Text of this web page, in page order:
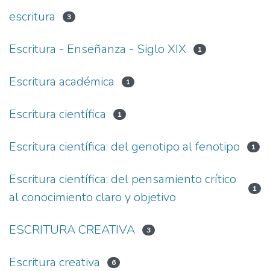
escritura 3
Escritura - Enseñanza - Siglo XIX 1
Escritura académica 1
Escritura científica 1
Escritura científica: del genotipo al fenotipo 1
Escritura científica: del pensamiento crítico
al conocimiento claro y objetivo
1
ESCRITURA CREATIVA 3
Escritura creativa 6